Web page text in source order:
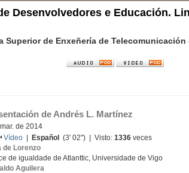
Desenvolvedores e Educación.
Superior de Enxeñería de
de Andrés L. Martínez
de 2014
Vídeo
Español (3' 02'') | Visto:1336 veces
de Lorenzo
de igualdade de Atlanttic, Universidade de Vigo
Aguilera